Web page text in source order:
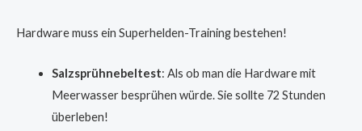
Hardware muss ein Superhelden-Training bestehen!
Salzsprühnebeltest: Als ob man die Hardware mit
Meerwasser besprühen würde. Sie sollte 72 Stunden
überleben!